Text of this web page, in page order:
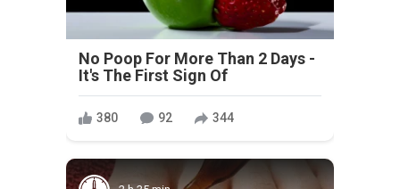
No Poop For More Than 2 Days -
It's The First Sign Of
380 92 344